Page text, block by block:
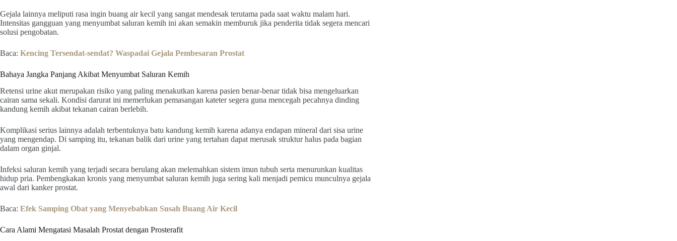
Gejala lainnya meliputi rasa ingin buang air kecil yang sangat mendesak terutama pada saat waktu malam hari.
Intensitas gangguan yang menyumbat saluran kemih ini akan semakin memburuk jika penderita tidak segera mencari
solusi pengobatan.
Baca: Kencing Tersendat-sendat? Waspadai Gejala Pembesaran Prostat
Bahaya Jangka Panjang Akibat Menyumbat Saluran Kemih
Retensi urine akut merupakan risiko yang paling menakutkan karena pasien benar-benar tidak bisa mengeluarkan
cairan sama sekali. Kondisi darurat ini memerlukan pemasangan kateter segera guna mencegah pecahnya dinding
kandung kemih akibat tekanan cairan berlebih.
Komplikasi serius lainnya adalah terbentuknya batu kandung kemih karena adanya endapan mineral dari sisa urine
yang mengendap. Di samping itu, tekanan balik dari urine yang tertahan dapat merusak struktur halus pada bagian
dalam organ ginjal.
Infeksi saluran kemih yang terjadi secara berulang akan melemahkan sistem imun tubuh serta menurunkan kualitas
hidup pria. Pembengkakan kronis yang menyumbat saluran kemih juga sering kali menjadi pemicu munculnya gejala
awal dari kanker prostat.
Baca: Efek Samping Obat yang Menyebabkan Susah Buang Air Kecil
Cara Alami Mengatasi Masalah Prostat dengan Prosterafit